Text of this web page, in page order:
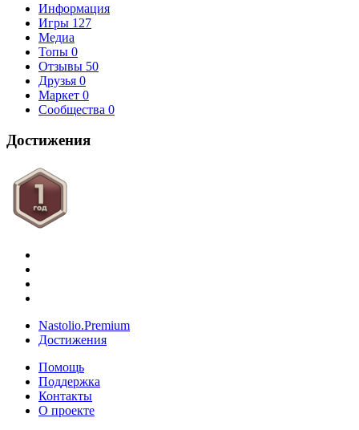
Информация
Игры 127
Медиа
Топы 0
Отзывы 50
Друзья 0
Маркет 0
Сообщества 0
Достижения
Nastolio.Premium
Достижения
Помощь
Поддержка
Контакты
О проекте